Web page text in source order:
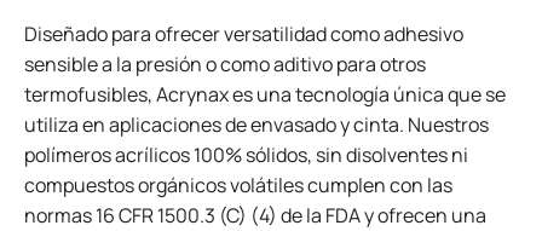
Diseñado para ofrecer versatilidad como adhesivo
sensible a la presión o como aditivo para otros
termofusibles, Acrynax es una tecnología única que se
utiliza en aplicaciones de envasado y cinta. Nuestros
polímeros acrílicos 100% sólidos, sin disolventes ni
compuestos orgánicos volátiles cumplen con las
normas 16 CFR 1500.3 (C) (4) de la FDA y ofrecen una